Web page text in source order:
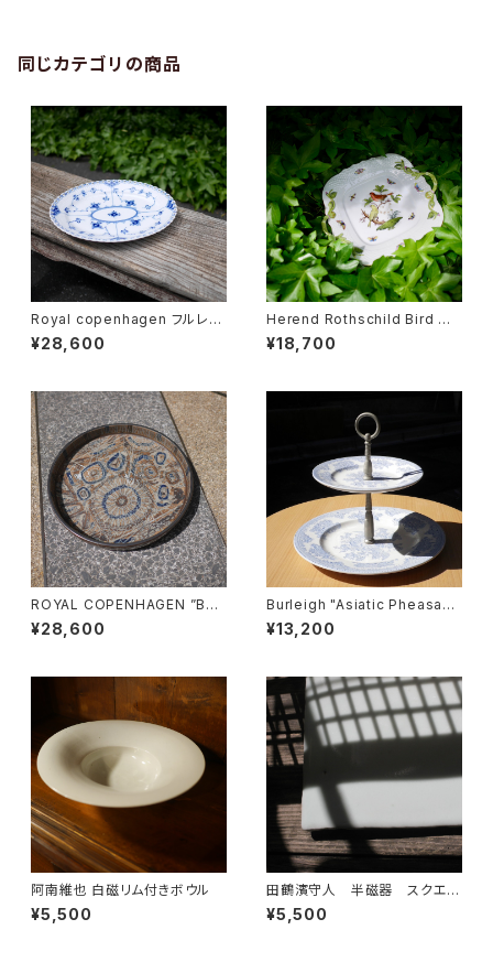
同じカテゴリの商品
Royal copenhagen フルレー
ス オーバルディッシュ
¥28,600
Herend Rothschild Bird ハ
ンドル付ケーキプレート
¥18,700
ROYAL COPENHAGEN ”Bac
a" 丸トレイ
¥28,600
Burleigh "Asiatic Pheasant
s" ケーキスタンド
¥13,200
阿南維也 白磁リム付きボウル
¥5,500
田鶴濱守人 半磁器 スクエア
プレート
¥5,500